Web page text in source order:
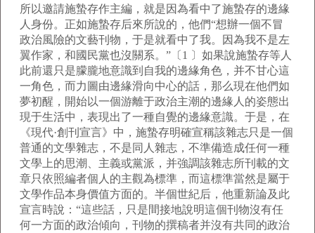
所以邀請施蟄存作主編，就是因為看中了施蟄存的邊緣
人身份。正如施蟄存后來所說的，他們“想辦一個不冒
政治風險的文藝刊物，于是就看中了我。因為我不是左
翼作家，和國民黨也沒關系。”〔1 〕如果說施蟄存等人
此前還只是朦朧地意識到自我的邊緣角色，并不甘心這
一角色，而力圖由邊緣滑向中心的話，那么現在他們如
夢初醒，開始以一個游離于政治主潮的邊緣人的姿態出
現于生活中，表現出了一種自覺的邊緣意識。于是，在
《現代·創刊宣言》中，施蟄存明確宣稱該雜志只是一個
普通的文學雜志，不是同人雜志，不準備造成任何一種
文學上的思潮、主義或黨派，并強調該雜志所刊載的文
章只依照編者個人的主觀為標準，而這標準當然是屬于
文學作品本身價值方面的。半個世紀后，他重新論及此
宣言時說：“這些話，只是間接地說明這個刊物沒有任
何一方面的政治傾向，刊物的撰稿者并沒有共同的政治